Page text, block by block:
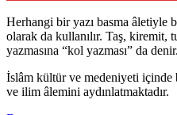
Herhangi bir yazı basma âletiyle
olarak da kullanılır. Taş, kiremit,
yazmasına “kol yazması” da denir.
İslâm kültür ve medeniyeti içinde
ve ilim âlemini aydınlatmaktadır.